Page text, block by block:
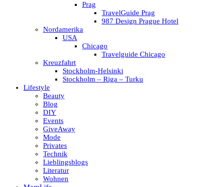
Prag
TravelGuide Prag
987 Design Prague Hotel
Nordamerika
USA
Chicago
Travelguide Chicago
Kreuzfahrt
Stockholm-Helsinki
Stockholm – Riga – Turku
Lifestyle
Beauty
Blog
DIY
Events
GiveAway
Mode
Privates
Technik
Lieblingsblogs
Literatur
Wohnen